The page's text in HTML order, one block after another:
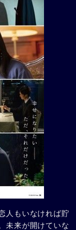
人もいなければ貯
未来が開けていな